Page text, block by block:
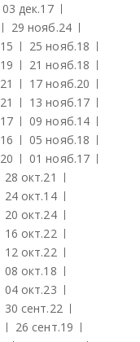
03 дек.17
29 нояб.24
15 25 нояб.18
19 21 нояб.18
21 17 нояб.20
21 13 нояб.17
17 09 нояб.14
16 05 нояб.18
20 01 нояб.17
28 окт.21
24 окт.14
20 окт.24
16 окт.22
12 окт.22
08 окт.18
04 окт.23
30 сент.22
26 сент.19